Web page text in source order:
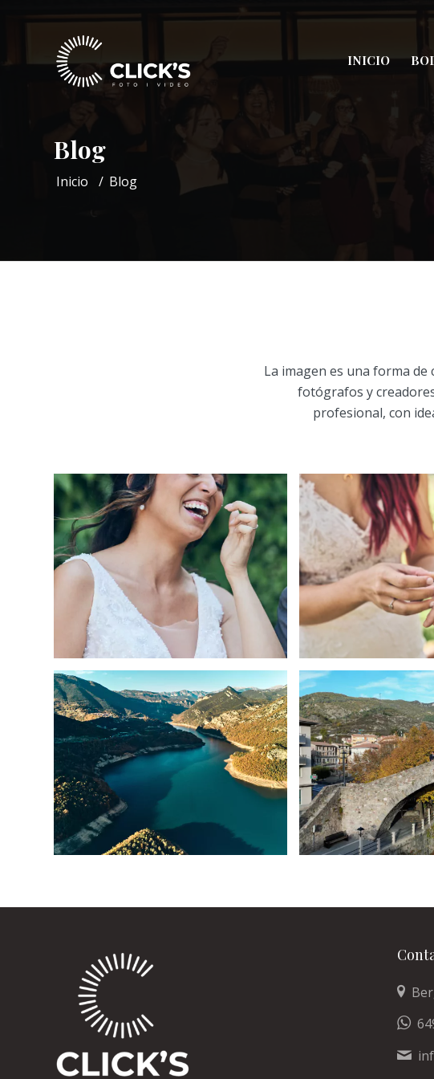
INICIO
Blog
Inicio / Blog
La imagen es una forma
fotógrafos y
profesional, con
¿El día de mi boda
lloraré?
30 de abril de 2025
Pequeños
para el
15 de marzo
Los mejores lugares
para tomar fotos de
bodas en el
Berguedà
fotografía y
bodas
5 de febrero